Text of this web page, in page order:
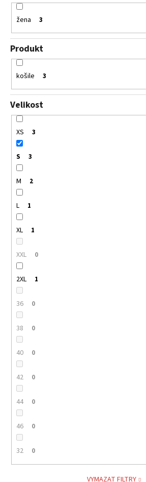
žena 3
Produkt
košile 3
Velikost
XS 3
S 3
M 2
L 1
XL 1
XXL 0
2XL 1
36 0
38 0
40 0
42 0
44 0
46 0
32 0
VYMAZAT FILTRY